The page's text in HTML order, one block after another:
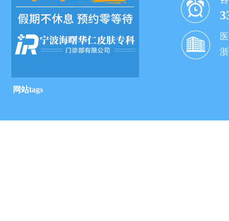
网站tags